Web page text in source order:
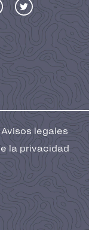
Avisos legales
la privacidad